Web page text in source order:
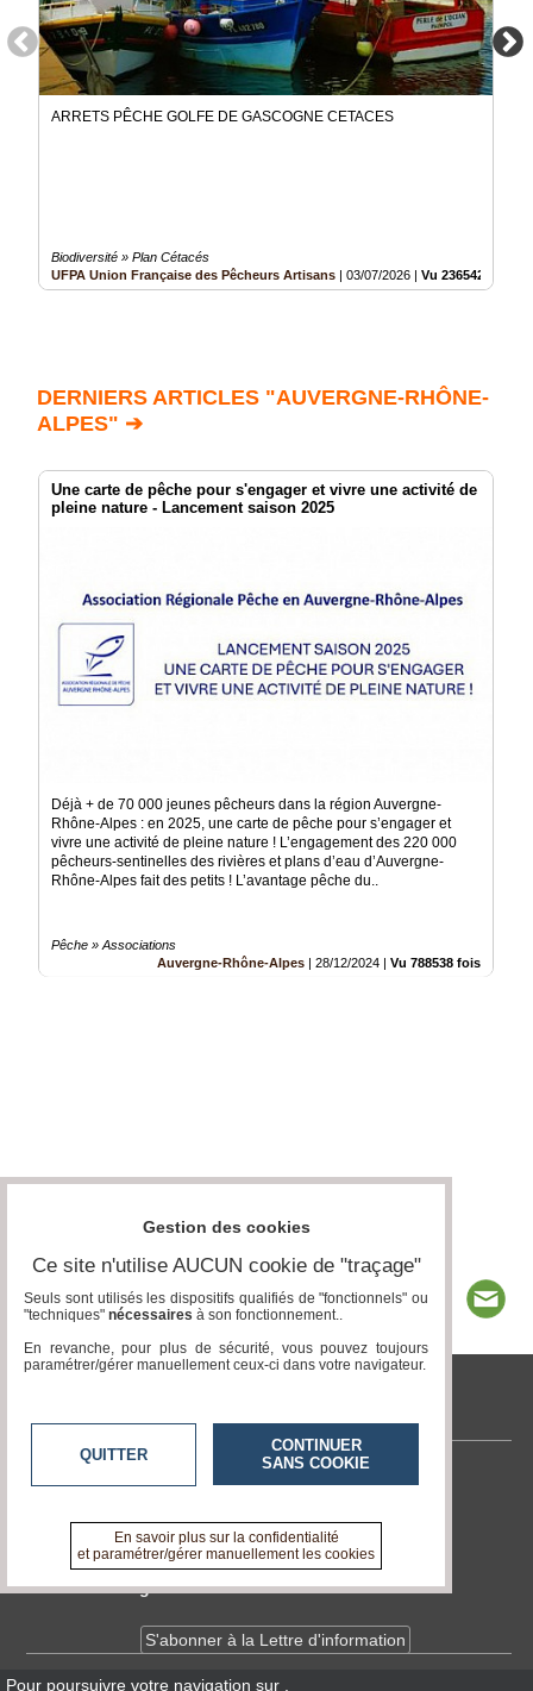
ARRETS PÊCHE GOLFE DE GASCOGNE CETACES
Biodiversité » Plan Cétacés
UFPA Union Française des Pêcheurs Artisans
03/07/2026 Vu 236542 fois
DERNIERS ARTICLES "AUVERGNE-RHÔNE-
ALPES" ➔
Une carte de pêche pour s'engager et vivre une activité de
pleine nature - Lancement saison 2025
Déjà + de 70 000 jeunes pêcheurs dans la région Auvergne-
Rhône-Alpes : en 2025, une carte de pêche pour s’engager et
vivre une activité de pleine nature ! L’engagement des 220 000
pêcheurs-sentinelles des rivières et plans d’eau d’Auvergne-
Rhône-Alpes fait des petits ! L’avantage pêche du..
Pêche » Associations
Auvergne-Rhône-Alpes | 28/12/2024 | Vu 788538 fois
tvlocale.fr
Contactez-nous
A propos de tvlocale.fr
Devenir délégué
S'abonner à la Lettre d'information
Pour poursuivre votre navigation sur
Gestion des cookies
Ce site n'utilise AUCUN cookie de "traçage"
Seuls sont utilisés les dispositifs qualifiés de "fonctionnels" ou
"techniques" nécessaires à son fonctionnement..
En revanche, pour plus de sécurité, vous pouvez toujours
paramétrer/gérer manuellement ceux-ci dans votre navigateur.
QUITTER
CONTINUER
SANS COOKIE
En savoir plus sur la confidentialité
et paramétrer/gérer manuellement les cookies